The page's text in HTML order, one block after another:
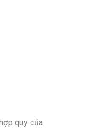
quy của